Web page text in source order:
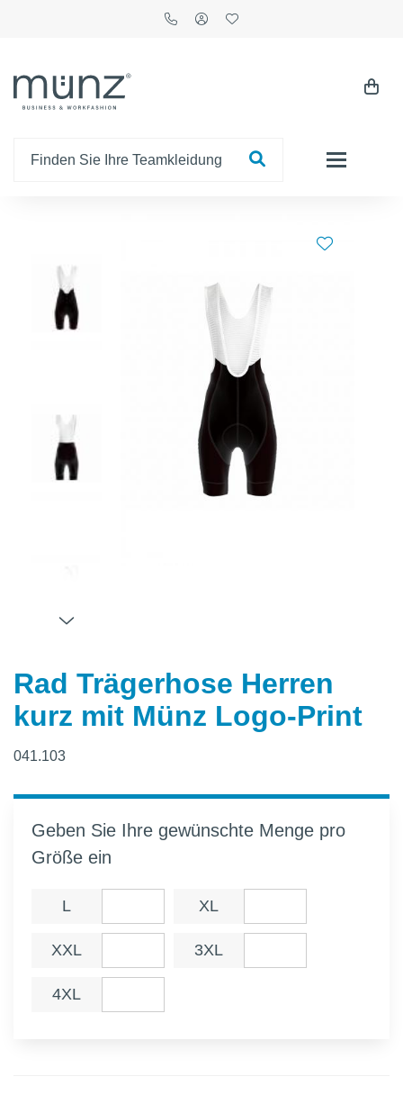
Rad Trägerhose Herren
kurz mit Münz Logo-Print
041.103
Geben Sie Ihre gewünschte Menge pro
Größe ein
L XL
XXL 3XL
4XL